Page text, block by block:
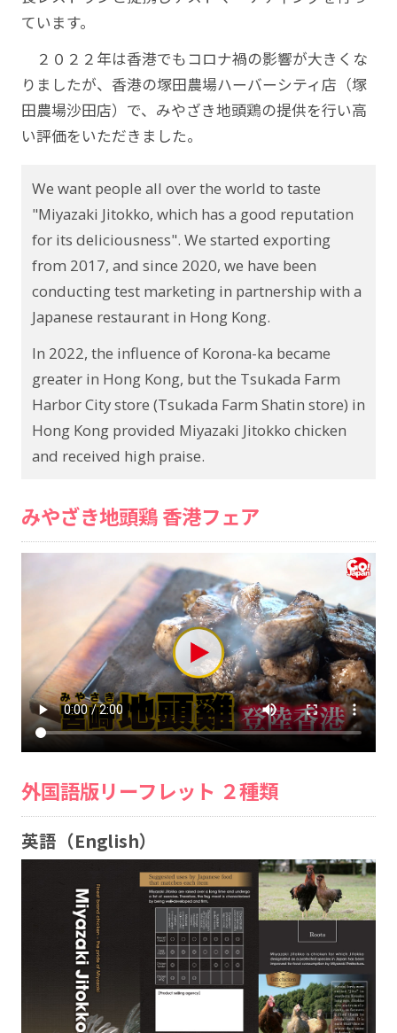
ています。
２０２２年は香港でもコロナ禍の影響が大きくな
りましたが、香港の塚田農場ハーバーシティ店（塚
田農場沙田店）で、みやざき地頭鶏の提供を行い高
い評価をいただきました。
We want people all over the world to taste
"Miyazaki Jitokko, which has a good reputation
for its deliciousness". We started exporting
from 2017, and since 2020, we have been
conducting test marketing in partnership with a
Japanese restaurant in Hong Kong.
In 2022, the influence of Korona-ka became
greater in Hong Kong, but the Tsukada Farm
Harbor City store (Tsukada Farm Shatin store) in
Hong Kong provided Miyazaki Jitokko chicken
and received high praise.
みやざき地頭鶏 香港フェア
外国語版リーフレット ２種類
英語（English）